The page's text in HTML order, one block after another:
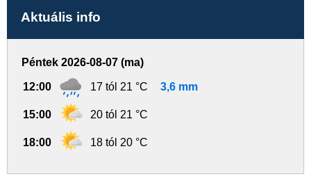
Aktuális info
Péntek 2026-08-07 (ma)
12:00 17 tól 21 °C 3,6 mm
15:00 20 tól 21 °C
18:00 18 tól 20 °C